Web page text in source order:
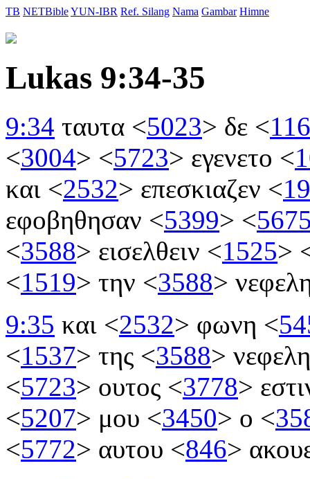
TB NETBibleYUN-IBR Ref. Silang Nama Gambar Himne
Lukas 9:34-35
9:34 ταυτα <5023> δε <
<3004> <5723> εγενετο <
και <2532> επεσκιαζεν <
εφοβηθησαν <5399> <
<3588> εισελθειν <1525>
<1519> την <3588>
9:35 και <2532> φωνη <
<1537> της <3588>
<5723> ουτος <3778>
<5207> μου <3450> ο <
<5772> αυτου <846>